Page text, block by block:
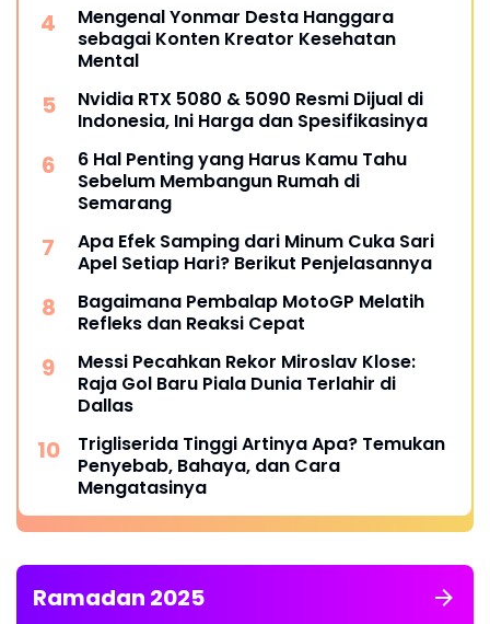
Mengenal Yonmar Desta Hanggara
sebagai Konten Kreator Kesehatan
Mental
Nvidia RTX 5080 & 5090 Resmi Dijual di
Indonesia, Ini Harga dan Spesifikasinya
6 Hal Penting yang Harus Kamu Tahu
Sebelum Membangun Rumah di
Semarang
Apa Efek Samping dari Minum Cuka Sari
Apel Setiap Hari? Berikut Penjelasannya
Bagaimana Pembalap MotoGP Melatih
Refleks dan Reaksi Cepat
Messi Pecahkan Rekor Miroslav Klose:
Raja Gol Baru Piala Dunia Terlahir di
Dallas
Trigliserida Tinggi Artinya Apa? Temukan
Penyebab, Bahaya, dan Cara
Mengatasinya
Ramadan 2025